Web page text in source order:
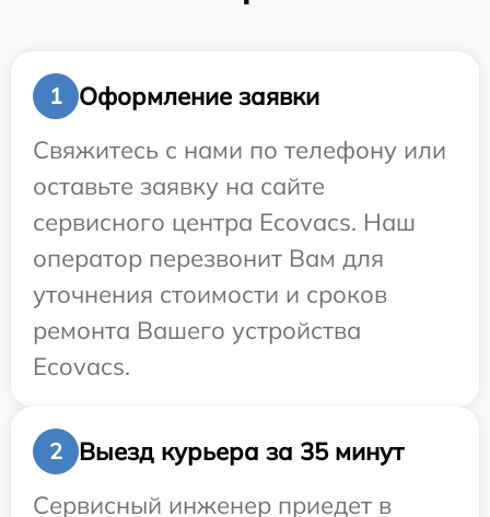
1
Оформление заявки
Свяжитесь с нами по телефону или
оставьте заявку на сайте
сервисного центра Ecovacs. Наш
оператор перезвонит Вам для
уточнения стоимости и сроков
ремонта Вашего устройства
Ecovacs.
2
Выезд курьера за 35 минут
Сервисный инженер приедет в